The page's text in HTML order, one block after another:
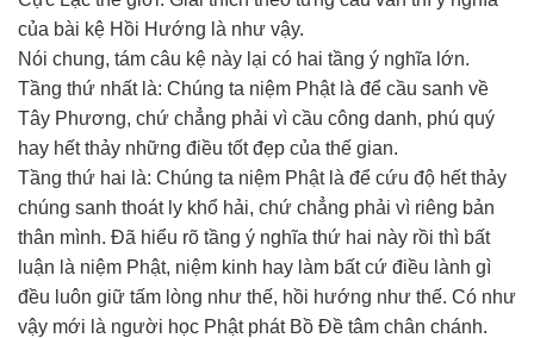
của bài kệ Hồi Hướng là như vậy.
Nói chung, tám câu kệ này lại có hai tầng ý nghĩa lớn.
Tầng thứ nhất là: Chúng ta niệm Phật là để cầu sanh về
Tây Phương, chứ chẳng phải vì cầu công danh, phú quý
hay hết thảy những điều tốt đẹp của thế gian.
Tầng thứ hai là: Chúng ta niệm Phật là để cứu độ hết thảy
chúng sanh thoát ly khổ hải, chứ chẳng phải vì riêng bản
thân mình. Ðã hiểu rõ tầng ý nghĩa thứ hai này rồi thì bất
luận là niệm Phật, niệm kinh hay làm bất cứ điều lành gì
đều luôn giữ tấm lòng như thế, hồi hướng như thế. Có như
vậy mới là người học Phật phát Bồ Ðề tâm chân chánh.